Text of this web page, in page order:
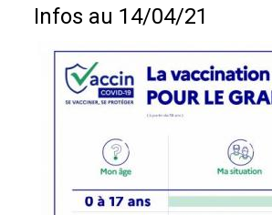
Infos au 14/04/21